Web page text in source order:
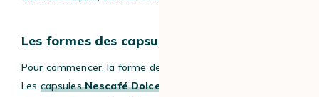
Les formes des capsules café
Pour commencer, la forme des capsules café.
Les capsulesNescafé Dolce Gusto®